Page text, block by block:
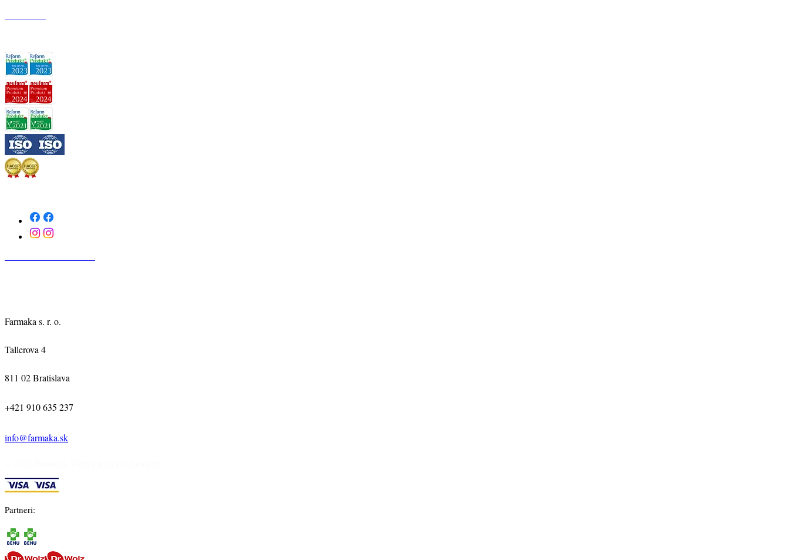
Farmaka s. r. o.
Tallerova 4
811 02 Bratislava
+421 910 635 237
info@farmaka.sk
Partneri: